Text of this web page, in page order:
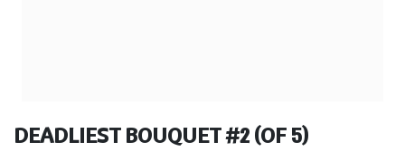
DEADLIEST BOUQUET #2 (OF 5)